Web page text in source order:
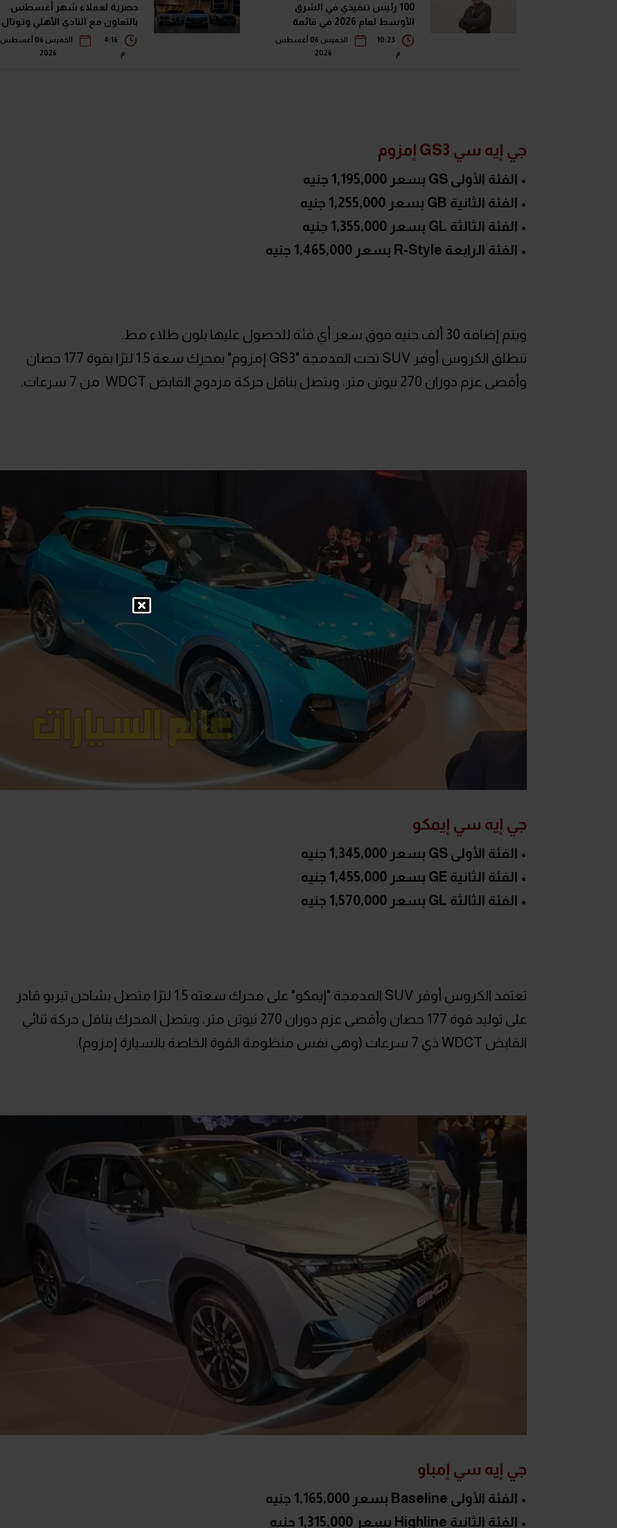
100 رئيس تنفيذي في الشرق
الأوسط لعام 2026 في قائمة
فوربس الشرق الأوسط"
10:23
م
الخميس 06 أغسطس
2026
حصرية لعملاء شهر أغسطس
بالتعاون مع النادي الأهلي وتوتال
إنرجيز للتسويق إيجيبت
4:16
م
الخميس 06 أغسطس
2026
جي إيه سي GS3 إمزوم
• الفئة الأولى GS بسعر 1,195,000 جنيه
• الفئة الثانية GB بسعر 1,255,000 جنيه
• الفئة الثالثة GL بسعر 1,355,000 جنيه
• الفئة الرابعة R-Style بسعر 1,465,000 جنيه
ويتم إضافة 30 ألف جنيه فوق سعر أي فئة للحصول عليها بلون طلاء مط.
تنطلق الكروس أوفر SUV تحت المدمجة "GS3 إمزوم" بمحرك سعة 1.5 لترًا بقوة 177 حصان
وأقصى عزم دوران 270 نيوتن متر، ويتصل بناقل حركة مزدوج القابض WDCT من 7 سرعات.
جي إيه سي إيمكو
• الفئة الأولى GS بسعر 1,345,000 جنيه
• الفئة الثانية GE بسعر 1,455,000 جنيه
• الفئة الثالثة GL بسعر 1,570,000 جنيه
تعتمد الكروس أوفر SUV المدمجة "إيمكو" على محرك سعته 1.5 لترًا متصل بشاحن تيربو قادر
على توليد قوة 177 حصان وأقصى عزم دوران 270 نيوتن متر، ويتصل المحرك بناقل حركة ثنائي
القابض WDCT ذي 7 سرعات (وهي نفس منظومة القوة الخاصة بالسيارة إمزوم).
جي إيه سي إمباو
• الفئة الأولى Baseline بسعر 1,165,000 جنيه
• الفئة الثانية Highline بسعر 1,315,000 جنيه